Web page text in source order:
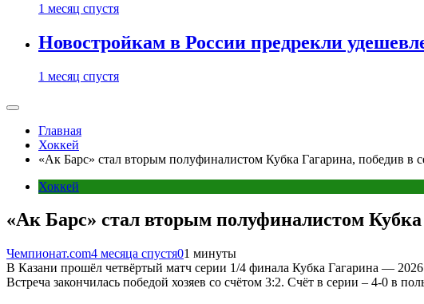
1 месяц спустя
Новостройкам в России предрекли
1 месяц спустя
Главная
Хоккей
«Ак Барс» стал вторым полуфиналистом Кубка Гагарина, победив в
Хоккей
«Ак Барс» стал вторым полуфиналистом
Чемпионат.com4 месяца спустя01 минуты
В Казани прошёл четвёртый матч серии 1/4 финала Кубка Гагарина —
Встреча закончилась победой хозяев со счётом 3:2. Счёт в серии – 4-0 в